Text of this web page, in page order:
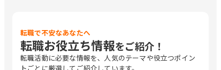
転職で不安なあなたへ
転職お役立ち情報をご紹介！
転職活動に必要な情報を、人気のテーマや役立つポイン